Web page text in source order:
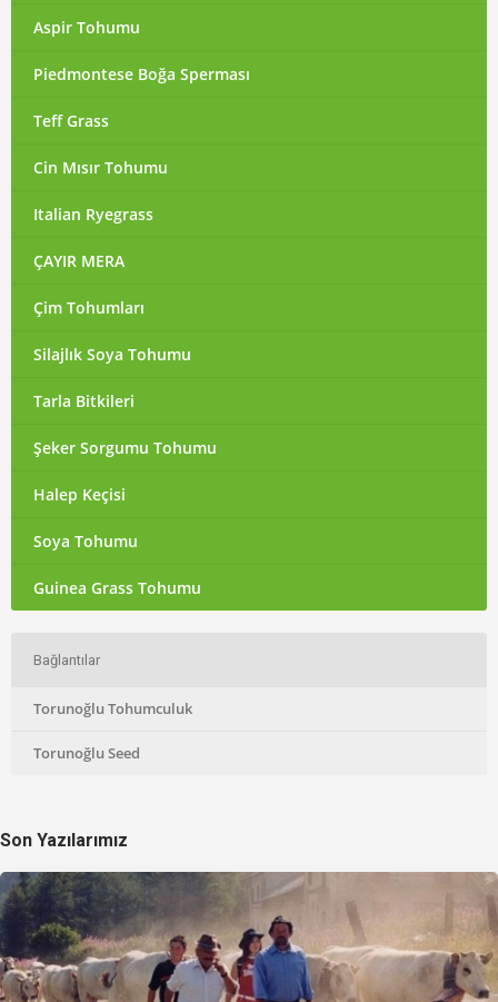
Aspir Tohumu
Piedmontese Boğa Sperması
Teff Grass
Cin Mısır Tohumu
Italian Ryegrass
ÇAYIR MERA
Çim Tohumları
Silajlık Soya Tohumu
Tarla Bitkileri
Şeker Sorgumu Tohumu
Halep Keçisi
Soya Tohumu
Guinea Grass Tohumu
Bağlantılar
Torunoğlu Tohumculuk
Torunoğlu Seed
Son Yazılarımız